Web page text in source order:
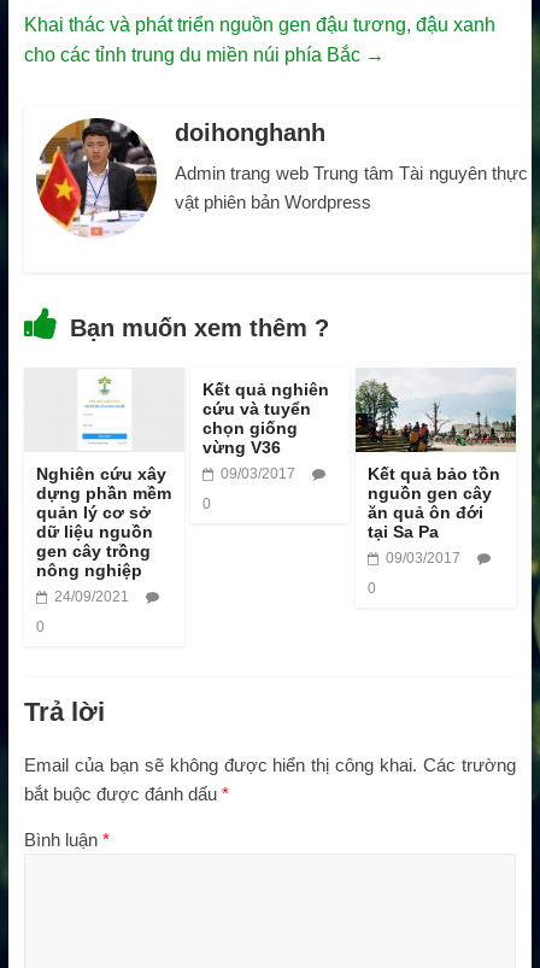
Khai thác và phát triển nguồn gen đậu tương, đậu xanh
cho các tỉnh trung du miền núi phía Bắc →
doihonghanh
Admin trang web Trung tâm Tài nguyên thực
vật phiên bản Wordpress
Bạn muốn xem thêm ?
Nghiên cứu xây
dựng phần mềm
quản lý cơ sở
dữ liệu nguồn
gen cây trồng
nông nghiệp
24/09/2021
0
Kết quả nghiên
cứu và tuyển
chọn giống
vừng V36
09/03/2017
0
Kết quả bảo tồn
nguồn gen cây
ăn quả ôn đới
tại Sa Pa
09/03/2017
0
Trả lời
Email của bạn sẽ không được hiển thị công khai. Các trường
bắt buộc được đánh dấu *
Bình luận *